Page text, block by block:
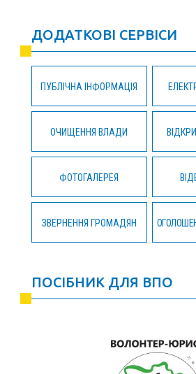
ДОДАТКОВІ СЕРВІСИ
ПУБЛІЧНА ІНФОРМАЦІЯ
ОЧИЩЕННЯ ВЛАДИ
ФОТОГАЛЕРЕЯ
ЗВЕРНЕННЯ ГРОМАДЯН
ПОСІБНИК ДЛЯ ВПО